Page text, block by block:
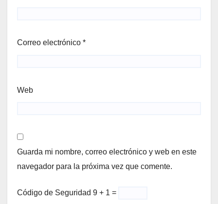
Correo electrónico *
Web
Guarda mi nombre, correo electrónico y web en este
navegador para la próxima vez que comente.
Código de Seguridad 9 + 1 =